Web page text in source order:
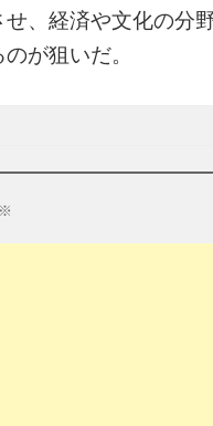
、経済や文化の分
が狙いだ。